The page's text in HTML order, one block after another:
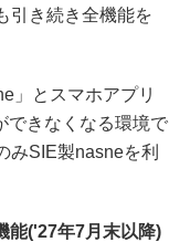
引き続き全機能を
」とスマホアプリ
できなくなる環境で
みSIE製nasneを利
能('27年7月末以降)